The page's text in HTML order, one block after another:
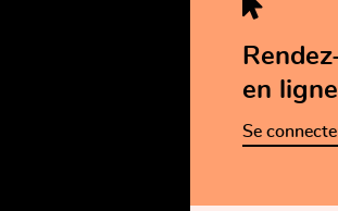
en ligne
Se